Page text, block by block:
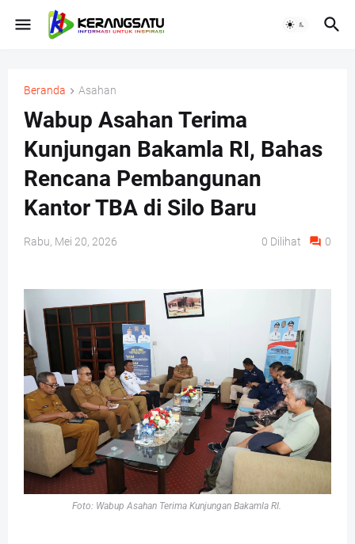
Beranda Asahan
Wabup Asahan Terima
Kunjungan Bakamla RI, Bahas
Rencana Pembangunan
Kantor TBA di Silo Baru
Rabu, Mei 20, 2026 0 Dilihat 0
Foto: Wabup Asahan Terima Kunjungan Bakamla RI.